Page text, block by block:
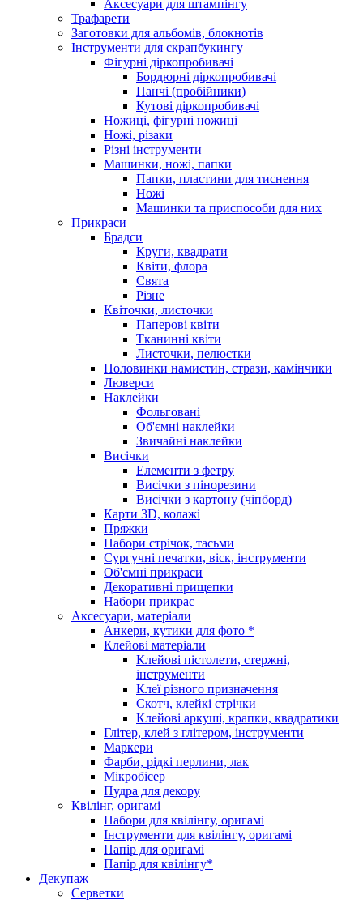
Аксесуари для штампінгу
Трафарети
Заготовки для альбомів, блокнотів
Інструменти для скрапбукингу
Фігурні діркопробивачі
Бордюрні діркопробивачі
Панчі (пробійники)
Кутові діркопробивачі
Ножиці, фігурні ножиці
Ножі, різаки
Різні інструменти
Машинки, ножі, папки
Папки, пластини для тиснення
Ножі
Машинки та приспособи для них
Прикраси
Брадси
Круги, квадрати
Квіти, флора
Свята
Різне
Квіточки, листочки
Паперові квіти
Тканинні квіти
Листочки, пелюстки
Половинки намистин, стрази, камінчики
Люверси
Наклейки
Фольговані
Об'ємні наклейки
Звичайні наклейки
Висічки
Елементи з фетру
Висічки з пінорезини
Висічки з картону (чіпборд)
Карти 3D, колажі
Пряжки
Набори стрічок, тасьми
Сургучні печатки, віск, інструменти
Об'ємні прикраси
Декоративні прищепки
Набори прикрас
Аксесуари, матеріали
Анкери, кутики для фото *
Клейові матеріали
Клейові пістолети, стержні,
інструменти
Клеї різного призначення
Скотч, клейкі стрічки
Клейові аркуші, крапки, квадратики
Глітер, клей з глітером, інструменти
Маркери
Фарби, рідкі перлини, лак
Мікробісер
Пудра для декору
Квілінг, оригамі
Набори для квілінгу, оригамі
Інструменти для квілінгу, оригамі
Папір для оригамі
Папір для квілінгу*
Декупаж
Серветки